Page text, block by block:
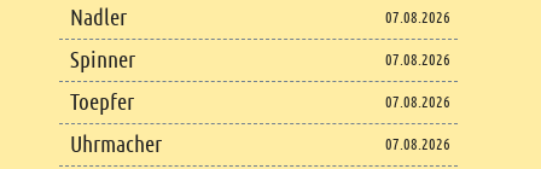
Nadler 07.08.2026
Spinner 07.08.2026
Toepfer 07.08.2026
Uhrmacher 07.08.2026